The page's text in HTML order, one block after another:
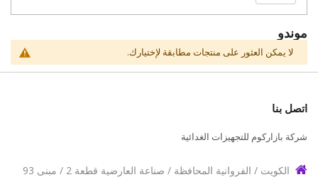
موندو
لا يمكن العثور على منتجات مطابقة لإختيارك.
اتصل بنا
شركة بازاركوم للتجهيزات الغدائية
الكويت / الفروانية المحافظة / صناعة العارضية قطعة 2 / مبنى 93